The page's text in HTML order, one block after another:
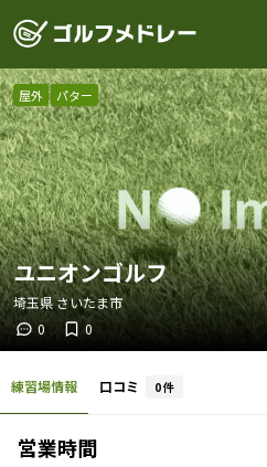
屋外 パター
ユニオンゴルフ
埼玉県さいたま市
0
0
練習場情報 口コミ 0件
営業時間